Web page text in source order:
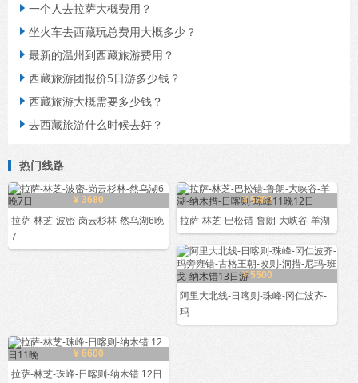
 一个人去拉萨大概费用？
 坐火车去西藏玩总费用大概多少？
 最新的温州到西藏旅游费用？
 西藏旅游团报价5日游多少钱？
 西藏旅游大概需要多少钱？
 去西藏旅游什么时候去好？
热门线路
¥ 3680
拉萨-林芝-波密-岗云杉林-然乌湖6晚
7
¥ 5880
拉萨-林芝-巴松错-鲁朗-大峡谷-羊湖-
¥ 5500
阿里大北线-日喀则-珠峰-冈仁波齐-
玛
¥ 6600
拉萨-林芝-珠峰-日喀则-纳木错 12日